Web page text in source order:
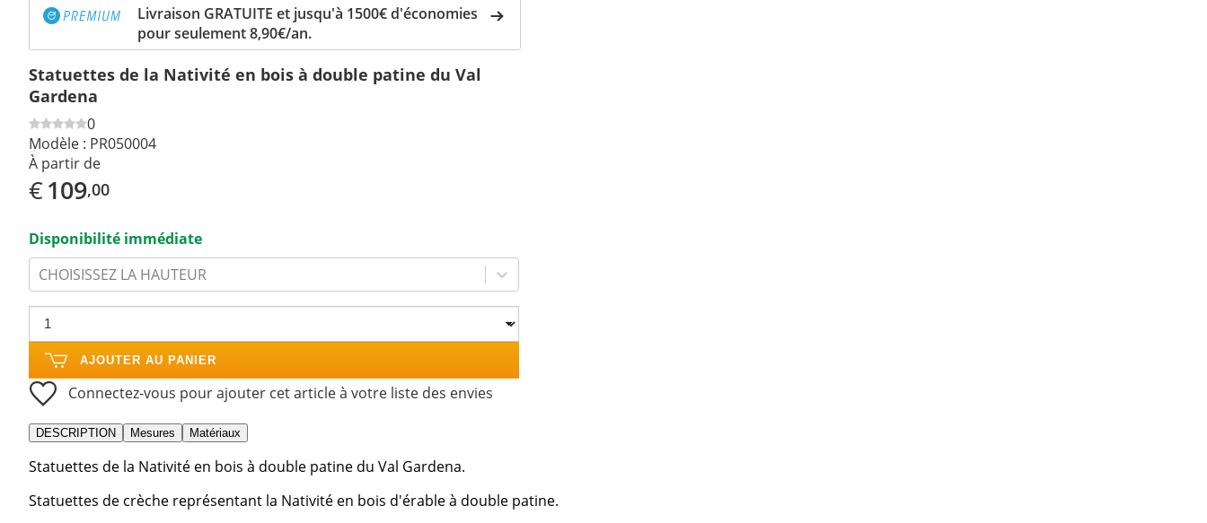
Livraison GRATUITE et jusqu'à 1500€ d'économies
pour seulement 8,90€/an.
Statuettes de la Nativité en bois à double patine du Val
Gardena
0
Modèle : PR050004
À partir de
€109,00
Disponibilité immédiate
CHOISISSEZ LA HAUTEUR
AJOUTER AU PANIER
Connectez-vous pour ajouter cet article à votre liste des envies
DESCRIPTION Mesures Matériaux
Statuettes de la Nativité en bois à double patine du Val Gardena.
Statuettes de crèche représentant la Nativité en bois d'érable à double patine.